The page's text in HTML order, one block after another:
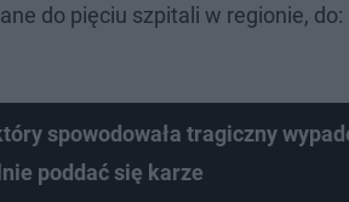
do pięciu szpitali w regionie,
spowodowała tragiczny
poddać się karze